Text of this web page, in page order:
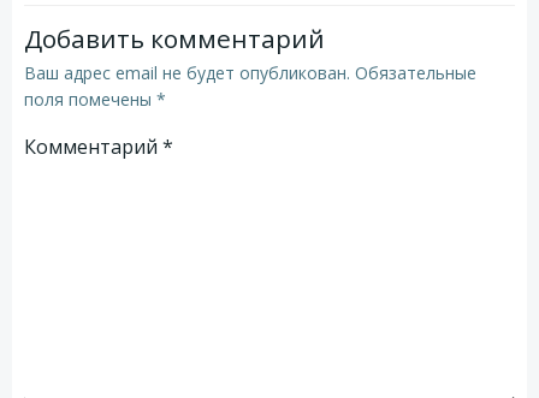
Добавить комментарий
Ваш адрес email не будет опубликован. Обязательные
поля помечены *
Комментарий *